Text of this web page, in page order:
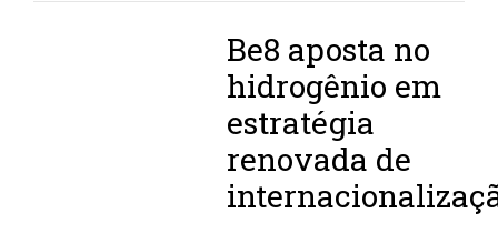
Be8 aposta no
hidrogênio em
estratégia
renovada de